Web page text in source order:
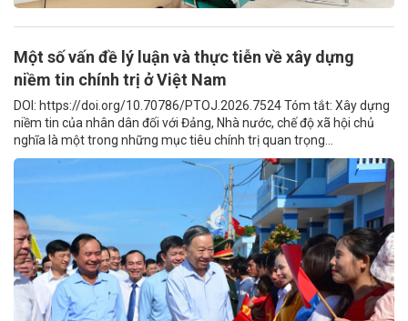
Một số vấn đề lý luận và thực tiễn về xây dựng
niềm tin chính trị ở Việt Nam
DOI: https://doi.org/10.70786/PTOJ.2026.7524 Tóm tắt: Xây dựng
niềm tin của nhân dân đối với Đảng, Nhà nước, chế độ xã hội chủ
nghĩa là một trong những mục tiêu chính trị quan trọng...